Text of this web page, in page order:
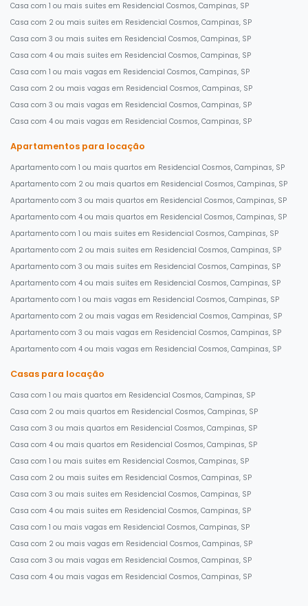
Casa com 1 ou mais suites em Residencial Cosmos, Campinas, SP
Casa com 2 ou mais suites em Residencial Cosmos, Campinas, SP
Casa com 3 ou mais suites em Residencial Cosmos, Campinas, SP
Casa com 4 ou mais suites em Residencial Cosmos, Campinas, SP
Casa com 1 ou mais vagas em Residencial Cosmos, Campinas, SP
Casa com 2 ou mais vagas em Residencial Cosmos, Campinas, SP
Casa com 3 ou mais vagas em Residencial Cosmos, Campinas, SP
Casa com 4 ou mais vagas em Residencial Cosmos, Campinas, SP
Apartamentos para locação
Apartamento com 1 ou mais quartos em Residencial Cosmos, Campinas, SP
Apartamento com 2 ou mais quartos em Residencial Cosmos, Campinas, SP
Apartamento com 3 ou mais quartos em Residencial Cosmos, Campinas, SP
Apartamento com 4 ou mais quartos em Residencial Cosmos, Campinas, SP
Apartamento com 1 ou mais suites em Residencial Cosmos, Campinas, SP
Apartamento com 2 ou mais suites em Residencial Cosmos, Campinas, SP
Apartamento com 3 ou mais suites em Residencial Cosmos, Campinas, SP
Apartamento com 4 ou mais suites em Residencial Cosmos, Campinas, SP
Apartamento com 1 ou mais vagas em Residencial Cosmos, Campinas, SP
Apartamento com 2 ou mais vagas em Residencial Cosmos, Campinas, SP
Apartamento com 3 ou mais vagas em Residencial Cosmos, Campinas, SP
Apartamento com 4 ou mais vagas em Residencial Cosmos, Campinas, SP
Casas para locação
Casa com 1 ou mais quartos em Residencial Cosmos, Campinas, SP
Casa com 2 ou mais quartos em Residencial Cosmos, Campinas, SP
Casa com 3 ou mais quartos em Residencial Cosmos, Campinas, SP
Casa com 4 ou mais quartos em Residencial Cosmos, Campinas, SP
Casa com 1 ou mais suites em Residencial Cosmos, Campinas, SP
Casa com 2 ou mais suites em Residencial Cosmos, Campinas, SP
Casa com 3 ou mais suites em Residencial Cosmos, Campinas, SP
Casa com 4 ou mais suites em Residencial Cosmos, Campinas, SP
Casa com 1 ou mais vagas em Residencial Cosmos, Campinas, SP
Casa com 2 ou mais vagas em Residencial Cosmos, Campinas, SP
Casa com 3 ou mais vagas em Residencial Cosmos, Campinas, SP
Casa com 4 ou mais vagas em Residencial Cosmos, Campinas, SP